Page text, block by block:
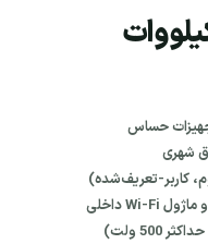
خورشیدی 3.6کیلووات
حساس
شهری
کاربر-تعریف‌شده)